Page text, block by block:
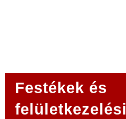
Festékek és
felületkezelési